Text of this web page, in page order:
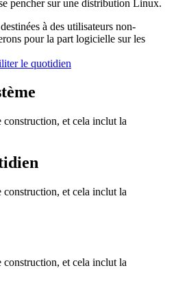
pencher sur une distribution Linux.
à des utilisateurs non-
pour la part logicielle sur les
le quotidien
construction, et cela inclut la
construction, et cela inclut la
construction, et cela inclut la